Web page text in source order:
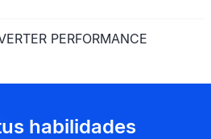
PERFORMANCE
habilidades